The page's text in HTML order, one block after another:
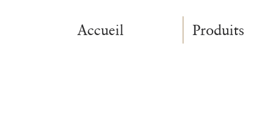
Accueil Produits